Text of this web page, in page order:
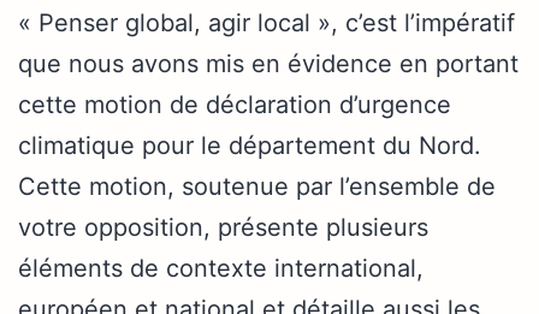
« Penser global, agir local », c’est l’impératif
que nous avons mis en évidence en portant
cette motion de déclaration d’urgence
climatique pour le département du Nord.
Cette motion, soutenue par l’ensemble de
votre opposition, présente plusieurs
éléments de contexte international,